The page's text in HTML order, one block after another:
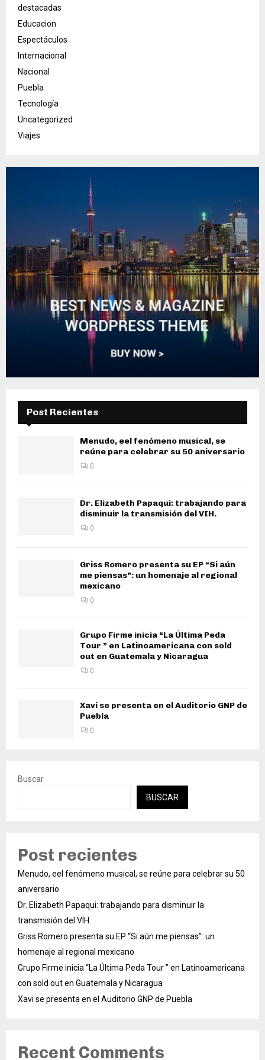
destacadas
Educacion
Espectáculos
Internacional
Nacional
Puebla
Tecnología
Uncategorized
Viajes
Post Recientes
Menudo, eel fenómeno musical, se
reúne para celebrar su 50 aniversario
0
Dr. Elizabeth Papaqui: trabajando para
disminuir la transmisión del VIH.
0
Griss Romero presenta su EP “Si aún
me piensas”: un homenaje al regional
mexicano
0
Grupo Firme inicia “La Última Peda
Tour ” en Latinoamericana con sold
out en Guatemala y Nicaragua
0
Xavi se presenta en el Auditorio GNP de
Puebla
0
Buscar
BUSCAR
Post recientes
Menudo, eel fenómeno musical, se reúne para celebrar su 50
aniversario
Dr. Elizabeth Papaqui: trabajando para disminuir la
transmisión del VIH.
Griss Romero presenta su EP “Si aún me piensas”: un
homenaje al regional mexicano
Grupo Firme inicia “La Última Peda Tour ” en Latinoamericana
con sold out en Guatemala y Nicaragua
Xavi se presenta en el Auditorio GNP de Puebla
Recent Comments